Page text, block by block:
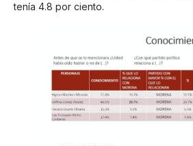
tenía 4.8 por ciento.